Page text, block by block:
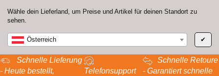
Wähle dein Lieferland, um Preise und Artikel für deinen Standort zu
sehen.
Österreich ✔
Schnelle Lieferung
- Heute bestellt,
Telefonsupport
Schnelle Retoure
- Garantiert schnelle